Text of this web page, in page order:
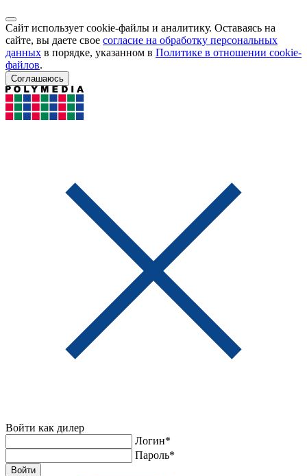
Сайт использует cookie-файлы и аналитику. Оставаясь на
сайте, вы даете свое согласие на обработку персональных
данных в порядке, указанном в Политике в отношении cookie-
файлов.
Соглашаюсь
Войти как дилер
Логин*
Пароль*
Войти